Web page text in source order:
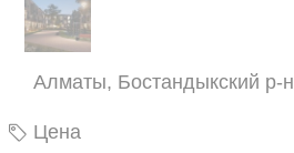
Алматы, Бостандыкский р-н
Цена